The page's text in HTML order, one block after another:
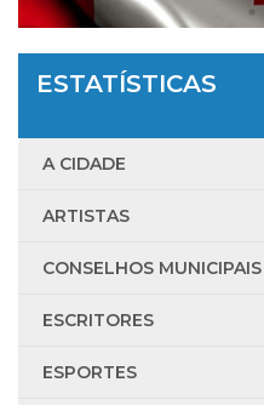
ESTATÍSTICAS
A CIDADE
ARTISTAS
CONSELHOS MUNICIPAIS
ESCRITORES
ESPORTES